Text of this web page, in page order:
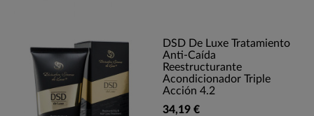
DSD De Luxe Tratamiento
Anti-Caída
Reestructurante
Acondicionador Triple
Acción 4.2
34,19 €